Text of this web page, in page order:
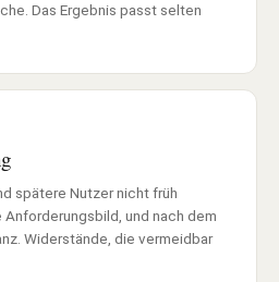
Das Ergebnis passt selten
spätere Nutzer nicht früh
und nach dem
Widerstände, die vermeidbar